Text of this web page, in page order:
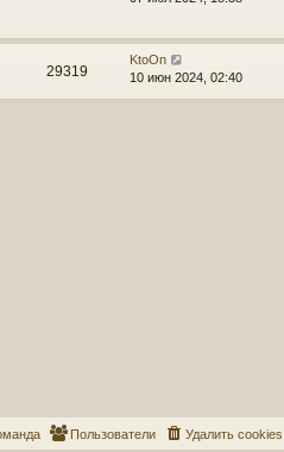
29319
KtoOn
10 июн 2024, 02:40
Удалить cookies
Пользователи